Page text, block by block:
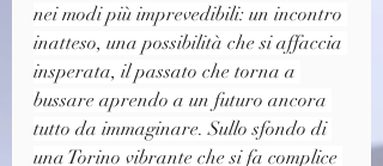
nei modi più imprevedibili: un incontro
inatteso, una possibilità che si affaccia
insperata, il passato che torna a
bussare aprendo a un futuro ancora
tutto da immaginare. Sullo sfondo di
una Torino vibrante che si fa complice